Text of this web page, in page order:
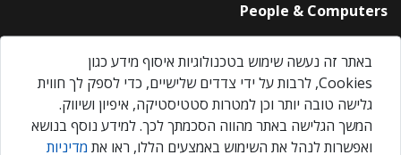
People & Computers
About Us
Privacy Policy
Contact Us
Our Events
באתר זה נעשה שימוש בטכנולוגיות איסוף מידע כגון
Cookies, לרבות על ידי צדדים שלישיים, כדי לספק לך חווית
גלישה טובה יותר וכן למטרות סטטיסטיקה, איפיון ושיווק.
המשך הגלישה באתר מהווה הסכמתך לכך. למידע נוסף בנושא
ואפשרות לנהל את השימוש באמצעים הללו, ראו את מדיניות